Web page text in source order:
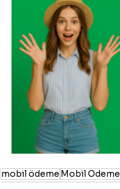
mobil ödeme Mobil